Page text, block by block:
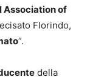
Association of
Florindo,
”.
della